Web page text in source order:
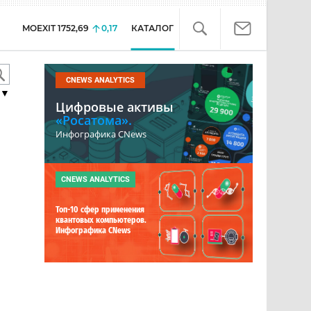
MOEXIT 1752,69 0,17 КАТАЛОГ
CNEWS ANALYTICS
Цифровые активы
«Росатома».
Инфографика CNews
CNEWS ANALYTICS
Топ-10 сфер применения
квантовых компьютеров.
Инфографика CNews